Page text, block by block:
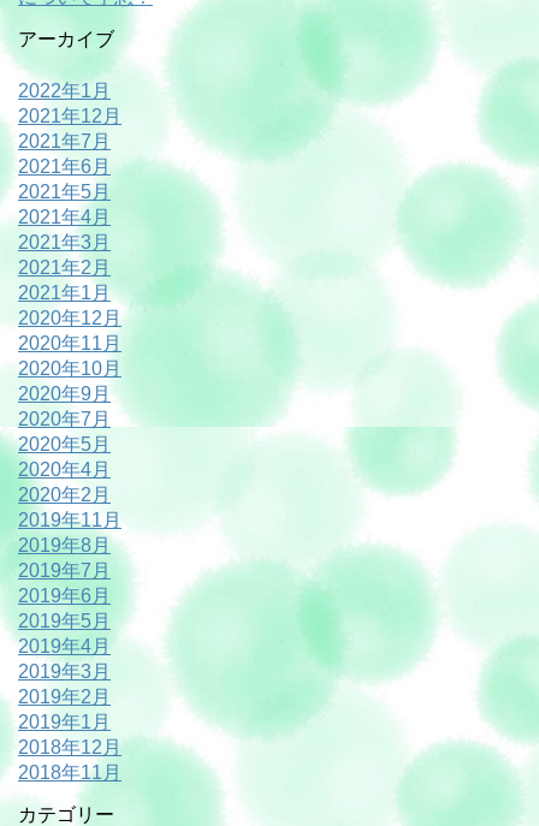
アーカイブ
2022年1月
2021年12月
2021年7月
2021年6月
2021年5月
2021年4月
2021年3月
2021年2月
2021年1月
2020年12月
2020年11月
2020年10月
2020年9月
2020年7月
2020年5月
2020年4月
2020年2月
2019年11月
2019年8月
2019年7月
2019年6月
2019年5月
2019年4月
2019年3月
2019年2月
2019年1月
2018年12月
2018年11月
カテゴリー